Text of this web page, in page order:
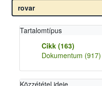
Tartalomtípus
Cikk (163)
Dokumentum (917)
Közzététel ideje